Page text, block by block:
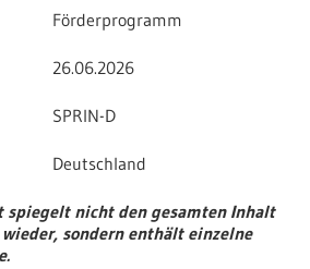
Förderprogramm
26.06.2026
SPRIN-D
Deutschland
spiegelt nicht den gesamten Inhalt
sondern enthält einzelne